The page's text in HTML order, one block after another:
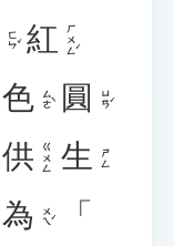
ㄈㄣˇ 紅 ㄏㄨㄥˊ
色 ㄙㄜˋ 圓 ㄩㄢˊ
供 ㄍㄨㄥ 生 ㄕㄥ
為 ㄨㄟˊ
「